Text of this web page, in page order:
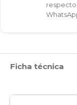
mix
de
respecto
Ficha técnica